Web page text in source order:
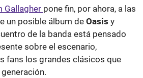
Gallagher pone fin, por ahora, a las
un posible álbum de Oasis y
de la banda está pensado
sobre el escenario,
fans los grandes clásicos que